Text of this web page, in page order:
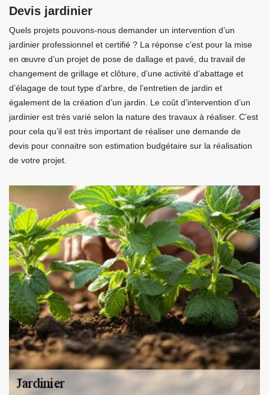
Devis jardinier
Quels projets pouvons-nous demander un intervention d’un
jardinier professionnel et certifié ? La réponse c’est pour la mise
en œuvre d’un projet de pose de dallage et pavé, du travail de
changement de grillage et clôture, d’une activité d’abattage et
d’élagage de tout type d’arbre, de l’entretien de jardin et
également de la création d’un jardin. Le coût d’intervention d’un
jardinier est très varié selon la nature des travaux à réaliser. C’est
pour cela qu’il est très important de réaliser une demande de
devis pour connaitre son estimation budgétaire sur la réalisation
de votre projet.